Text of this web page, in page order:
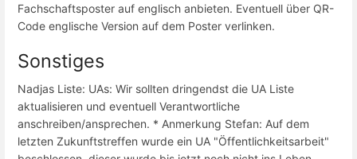
Fachschaftsposter auf englisch anbieten. Eventuell über QR-
Code englische Version auf dem Poster verlinken.
Sonstiges
Nadjas Liste: UAs: Wir sollten dringendst die UA Liste
aktualisieren und eventuell Verantwortliche
anschreiben/ansprechen. * Anmerkung Stefan: Auf dem
letzten Zukunftstreffen wurde ein UA "Öffentlichkeitsarbeit"